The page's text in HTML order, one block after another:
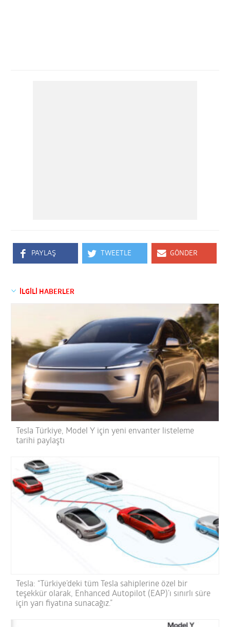
PAYLAŞ TWEETLE GÖNDER
İLGİLİ HABERLER
Tesla Türkiye, Model Y için yeni envanter listeleme
tarihi paylaştı
Tesla: “Türkiye’deki tüm Tesla sahiplerine özel bir
teşekkür olarak, Enhanced Autopilot (EAP)’ı sınırlı süre
için yarı fiyatına sunacağız.”